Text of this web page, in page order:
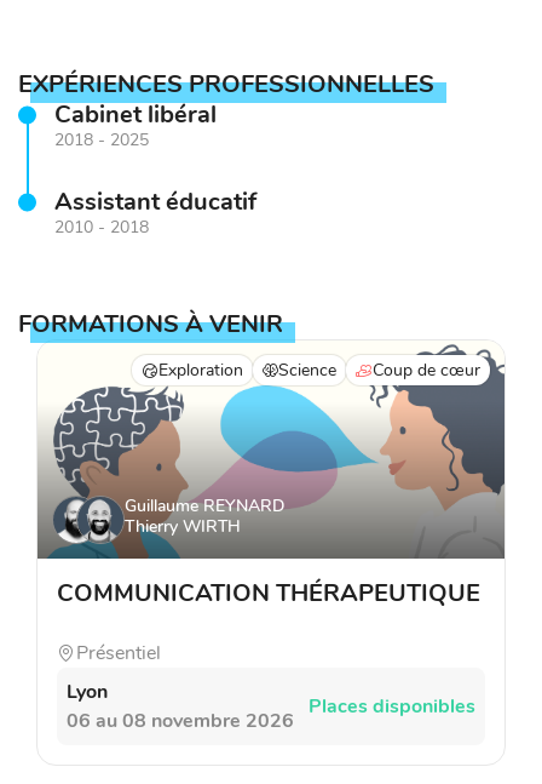
EXPÉRIENCES PROFESSIONNELLES
Cabinet libéral
2018 - 2025
Assistant éducatif
2010 - 2018
FORMATIONS À VENIR
Exploration Science Coup de cœur
Guillaume REYNARD
Thierry WIRTH
COMMUNICATION THÉRAPEUTIQUE
Présentiel
Lyon
06 au 08 novembre 2026
Places disponibles